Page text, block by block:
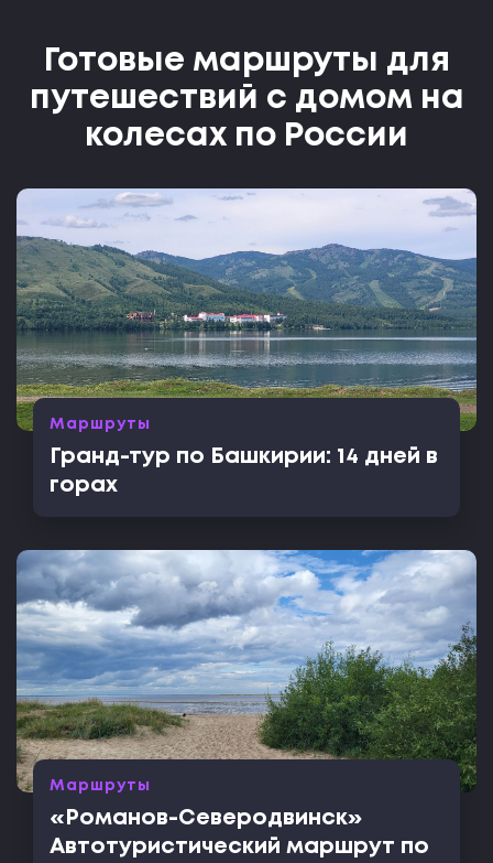
Готовые маршруты для
путешествий с домом на
колесах по России
Маршруты
Гранд-тур по Башкирии: 14 дней в
горах
Маршруты
«Романов-Северодвинск»
Автотуристический маршрут по